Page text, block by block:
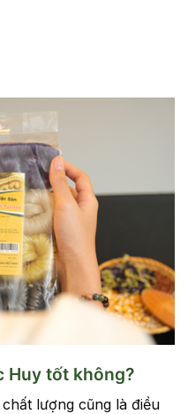
Huy tốt không?
lượng cũng là điều